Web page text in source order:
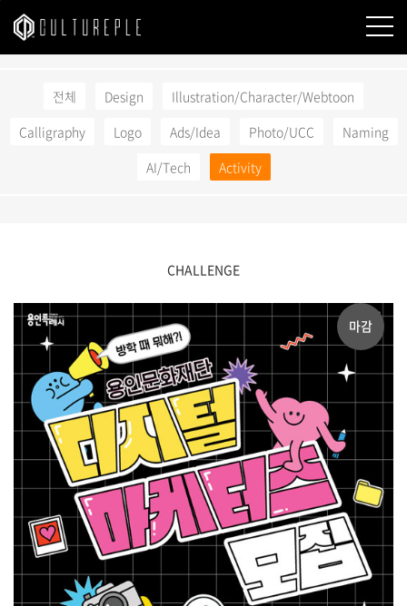
본문바로가기
전체 Design
Illustration/Character/Webtoon
Calligraphy
Logo Ads/Idea Photo/UCC
Naming
AI/Tech
Activity
CHALLENGE
마감